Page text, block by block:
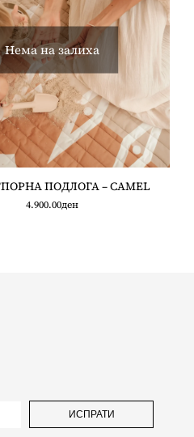
Нема на залиха
ПОДЛОГА – CAMEL
4.900.00ден
ИСПРАТИ